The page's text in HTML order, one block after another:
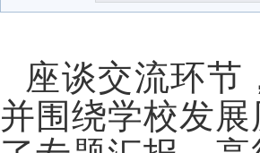
座谈交流环节
并围绕学校发